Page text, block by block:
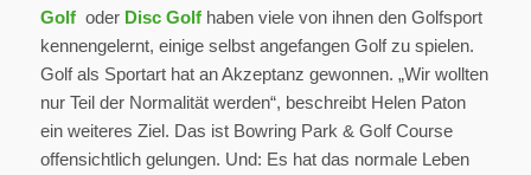
Golfoder Disc Golfhaben viele von ihnen den Golfsport
kennengelernt, einige selbst angefangen Golf zu spielen.
Golf als Sportart hat an Akzeptanz gewonnen. „Wir wollten
nur Teil der Normalität werden“, beschreibt Helen Paton
ein weiteres Ziel. Das ist Bowring Park & Golf Course
offensichtlich gelungen. Und: Es hat das normale Leben